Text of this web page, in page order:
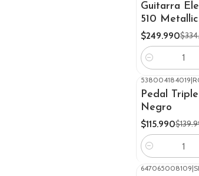
Guitarra
510
$249.990
Cantidad
-17% OFF
538004184019|
Pedal
Negro
$115.990
Cantidad
647065008109|